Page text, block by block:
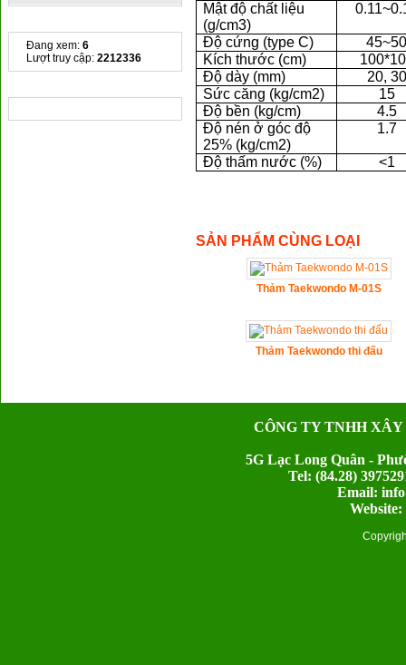
Đang xem: 6
Lượt truy cập: 2212336
Mật độ chất liệu
(g/cm3)
Độ cứng (type C)
45~50
Kích thước (cm)
Độ dày (mm)
20, 30
Sức căng (kg/cm2)
15
Độ bền (kg/cm)
4.5
Độ nén ở góc độ
25% (kg/cm2)
1.7
Độ thấm nước (%) <1
SẢN PHẨM CÙNG LOẠI
Thảm Taekwondo M-01S
Thảm Taekwondo thi đấu
CÔNG TY TNHH
5G Lạc Long Quân -
Tel: (84.28)
Email: